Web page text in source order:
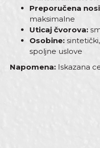
Preporučena
maksimalne
Uticaj čvorova:
Osobine:
spoljne uslove
Napomena: Iskazana